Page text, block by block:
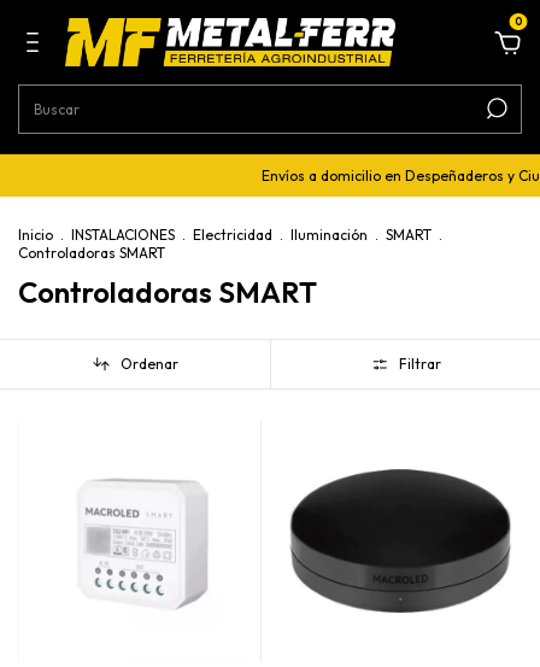
0
Envíos a domicilio en Despeñaderos y Ciudad
Inicio . INSTALACIONES . Electricidad . Iluminación . SMART .
Controladoras SMART
Controladoras SMART
Ordenar Filtrar